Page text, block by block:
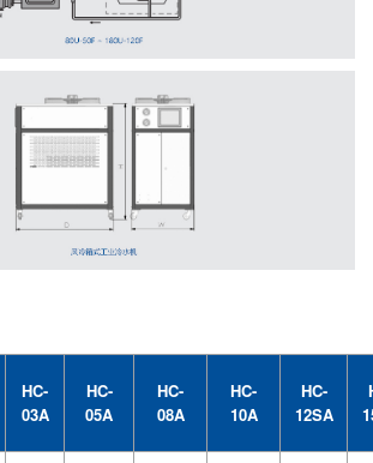
HC-
03A
HC-
05A
HC-
08A
HC-
10A
HC-
12SA